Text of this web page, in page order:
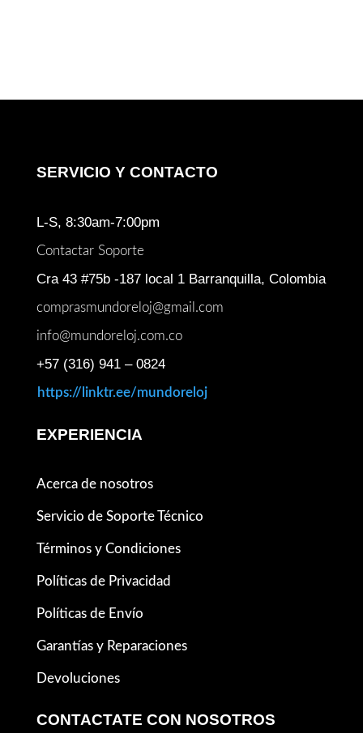
SERVICIO Y CONTACTO
L-S, 8:30am-7:00pm
Contactar Soporte
Cra 43 #75b -187 local 1 Barranquilla, Colombia
comprasmundoreloj@gmail.com
info@mundoreloj.com.co
+57 (316) 941 – 0824
https://linktr.ee/mundoreloj
EXPERIENCIA
Acerca de nosotros
Servicio de Soporte Técnico
Términos y Condiciones
Políticas de Privacidad
Políticas de Envío
Garantías y Reparaciones
Devoluciones
CONTACTATE CON NOSOTROS